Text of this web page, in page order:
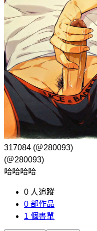
317084 (＠280093)
(＠280093)
哈哈哈哈
0 人追蹤
0 部作品
1 個書單